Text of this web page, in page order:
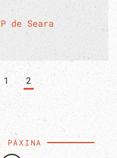
de Seara
1 2
PÁXINA